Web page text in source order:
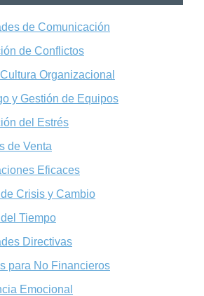
de Comunicación
de Conflictos
Organizacional
y Gestión de Equipos
del Estrés
de Venta
Eficaces
Crisis y Cambio
Tiempo
Directivas
para No Financieros
Emocional